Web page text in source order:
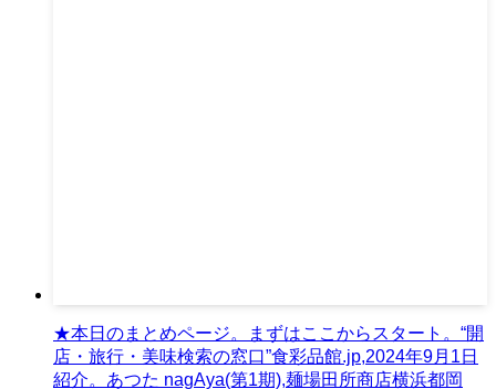
★本日のまとめページ。まずはここからスタート。“開
店・旅行・美味検索の窓口”食彩品館.jp,2024年9月1日
紹介。あつた nagAya(第1期),麺場田所商店横浜都岡